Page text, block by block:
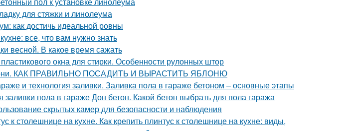
для стяжки и линолеума
как достичь идеальной ровны
все, что вам нужно знать
весной. В какое время сажать
окна для стирки. Особенности рулонных штор
КАК ПРАВИЛЬНО ПОСАДИТЬ И ВЫРАСТИТЬ ЯБЛОНЮ
и технология заливки. Заливка пола в гараже бетоном – основные этапы
заливки пола в гараже Дон бетон. Какой бетон выбрать для пола гаража
скрытых камер для безопасности и наблюдения
к столешнице на кухне. Как крепить плинтус к столешнице на кухне: виды,